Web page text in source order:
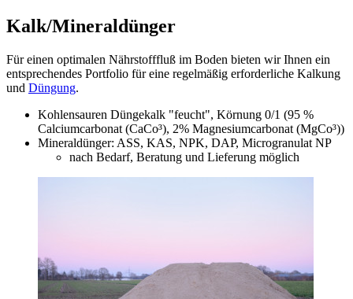
Kalk/Mineraldünger
Für einen optimalen Nährstofffluß im Boden bieten wir Ihnen ein
entsprechendes Portfolio für eine regelmäßig erforderliche Kalkung
und Düngung.
Kohlensauren Düngekalk "feucht", Körnung 0/1 (95 %
Calciumcarbonat (CaCo³), 2% Magnesiumcarbonat (MgCo³))
Mineraldünger: ASS, KAS, NPK, DAP, Microgranulat NP
nach Bedarf, Beratung und Lieferung möglich